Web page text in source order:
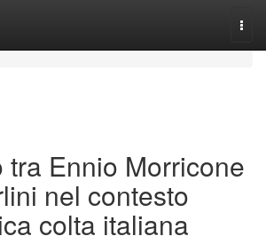
tra Ennio Morricone
nel contesto
colta italiana